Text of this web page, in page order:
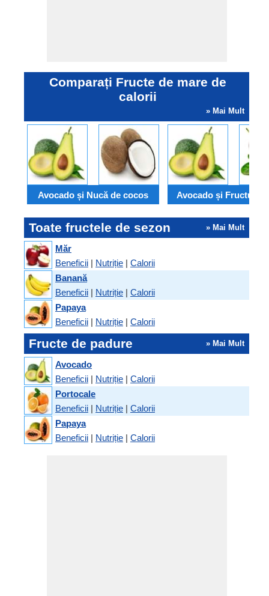
Comparați Fructe de mare de
calorii
» Mai Mult
Avocado și Nucă de cocos Avocado și Fructul
Toate fructele de sezon » Mai Mult
Măr
Beneficii | Nutriție | Calorii
Banană
Beneficii | Nutriție | Calorii
Papaya
Beneficii | Nutriție | Calorii
Fructe de padure » Mai Mult
Avocado
Beneficii | Nutriție | Calorii
Portocale
Beneficii | Nutriție | Calorii
Papaya
Beneficii | Nutriție | Calorii